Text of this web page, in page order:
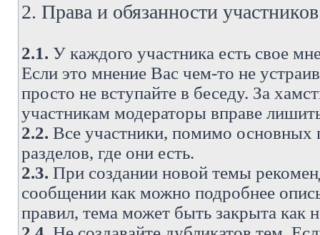
2. Права и обязанности
2.1. У каждого участника есть свое
Если это мнение Вас чем-то не
просто не вступайте в беседу. За
участникам модераторы вправе
2.2. Все участники, помимо основных
разделов, где они есть.
2.3. При создании новой темы
сообщении как можно подробнее
правил, тема может быть закрыта как